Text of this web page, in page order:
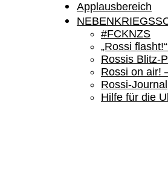
Applausbereich
#FCKNZS
„Rossi
Rossis Blitz-
Rossi on air!
Rossi-Journal
Hilfe für die